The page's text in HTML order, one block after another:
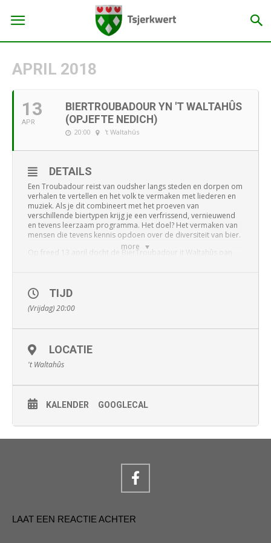
APRIL 2018
13
APR
BIERTROUBADOUR YN 'T WALTAHÛS
(OPJEFTE NEDICH)
20:00 't Waltahûs
more
DETAILS
Een Troubadour reist van oudsher langs steden en dorpen om
verhalen te vertellen en het volk te vermaken met liederen en
muziek. Als je dit combineert met het proeven van
verschillende biertypen krijg je een verfrissend, vernieuwend
en tevens leerzaam programma. Het doel? Het vermaken van
mensen die tevens kennis opdoen over de diversiteit van bier.
Op freed 13 april docht de BierTroubadour it Waltahûs oan
oere duorje en nei ôfrin is de bar fansels iepen om noch even
nei te praten!
Jan Nota nûmer 06-48255020.
TIJD
(Vrijdag) 20:00
LOCATIE
't Waltahûs
KALENDER GOOGLECAL
LAAT EEN REACTIE ACHTER